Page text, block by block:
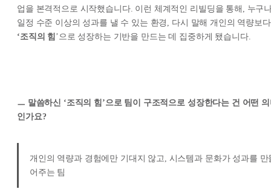
업을 본격적으로 시작했습니다. 이런 체계적인 리빌딩을 통해, 누구
일정 수준 이상의 성과를 낼 수 있는 환경, 다시 말해 개인의 역량보다
‘조직의 힘 ’으로 성장하는 기반을 만드는 데 집중하게 됐습니다.
ㅡ 말씀하신 ‘조직의 힘’으로 팀이 구조적으로 성장한다는 건 어떤
인가요?
개인의 역량과 경험에만 기대지 않고, 시스템과 문화가 성과를 만
어주는 팀